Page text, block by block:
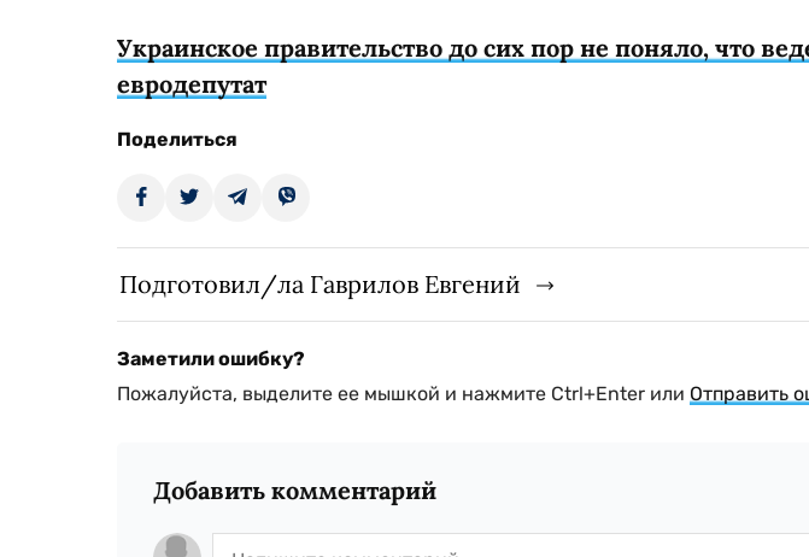
Украинское правительство до сих пор не поняло, что
евродепутат
Поделиться
Подготовил/ла Гаврилов Евгений
Заметили ошибку?
Пожалуйста, выделите ее мышкой и нажмите Ctrl+Enter или Отправить
Добавить комментарий